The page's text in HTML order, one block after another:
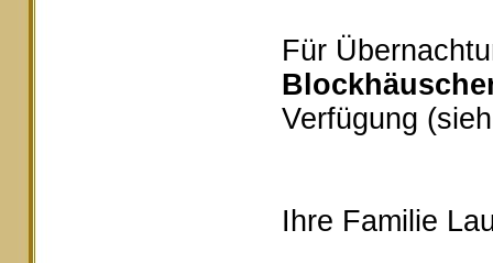
Für
Verfügung
Ihre Familie